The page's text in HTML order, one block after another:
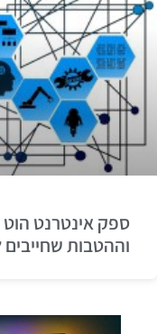
ספק אינטרנט
וההטבות שחייבים